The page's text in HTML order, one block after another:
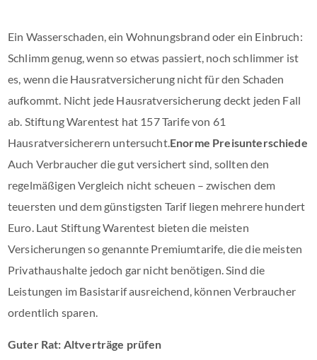
Ein Wasserschaden, ein Wohnungsbrand oder ein Einbruch:
Schlimm genug, wenn so etwas passiert, noch schlimmer ist
es, wenn die Hausratversicherung nicht für den Schaden
aufkommt. Nicht jede Hausratversicherung deckt jeden Fall
ab. Stiftung Warentest hat 157 Tarife von 61
Hausratversicherern untersucht.Enorme Preisunterschiede
Auch Verbraucher die gut versichert sind, sollten den
regelmäßigen Vergleich nicht scheuen – zwischen dem
teuersten und dem günstigsten Tarif liegen mehrere hundert
Euro. Laut Stiftung Warentest bieten die meisten
Versicherungen so genannte Premiumtarife, die die meisten
Privathaushalte jedoch gar nicht benötigen. Sind die
Leistungen im Basistarif ausreichend, können Verbraucher
ordentlich sparen.
Guter Rat: Altverträge prüfen